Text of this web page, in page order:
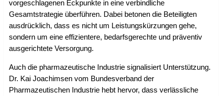
vorgeschlagenen Eckpunkte in eine verbindliche
Gesamtstrategie überführen. Dabei betonen die Beteiligten
ausdrücklich, dass es nicht um Leistungskürzungen gehe,
sondern um eine effizientere, bedarfsgerechte und präventiv
ausgerichtete Versorgung.
Auch die pharmazeutische Industrie signalisiert Unterstützung.
Dr. Kai Joachimsen vom Bundesverband der
Pharmazeutischen Industrie hebt hervor, dass verlässliche